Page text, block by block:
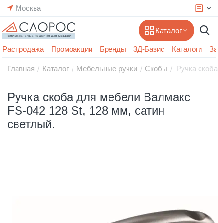
Москва
Каталог
Распродажа Промоакции Бренды 3Д-Базис Каталоги
Главная / Каталог / Мебельные ручки / Скобы / Ручка
Ручка скоба для мебели Валмакс
FS-042 128 St, 128 мм, сатин
светлый.